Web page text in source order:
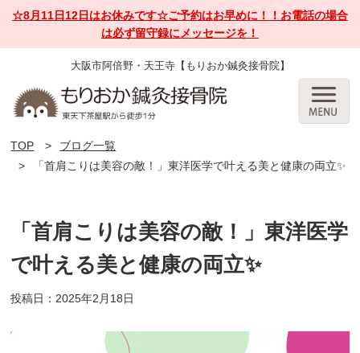
☆8月11日12日はお休みです☆ご予約はお早めに！！お電話の場合
は必ず留守録にメッセージを！
大阪市阿倍野・天王寺【もりおか鍼灸接骨院】
TOP
ブログ一覧
「首肩こりは美容の敵！」東洋医学で叶える美と健康の両立✨
「首肩こりは美容の敵！」東洋医学
で叶える美と健康の両立✨
投稿日：2025年2月18日